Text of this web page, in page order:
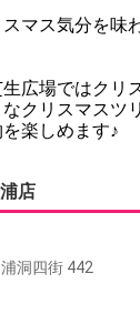
マス気分を味
広場ではクリ
クリスマスツ
楽しめます♪
店
洞四街 442